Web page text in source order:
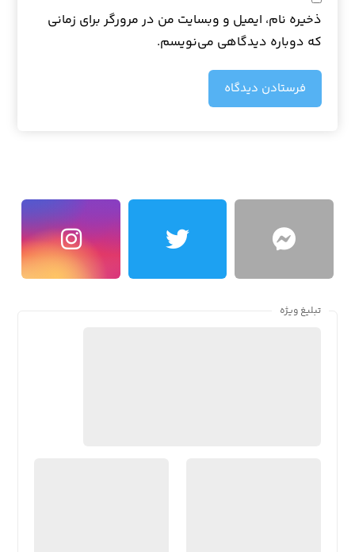
ذخیره نام، ایمیل و وبسایت من در مرورگر برای زمانی
که دوباره دیدگاهی می‌نویسم.
فرستادن دیدگاه
تبلیغ ویژه